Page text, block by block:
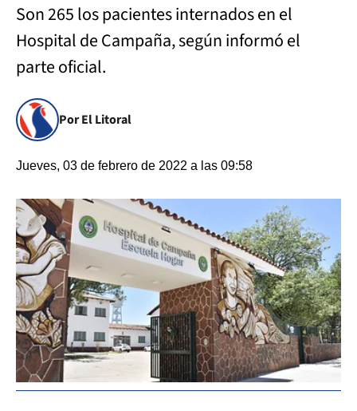
Son 265 los pacientes internados en el
Hospital de Campaña, según informó el
parte oficial.
Por El Litoral
Jueves, 03 de febrero de 2022 a las 09:58